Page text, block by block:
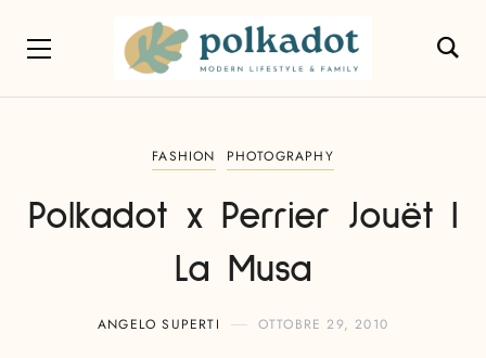
FASHION PHOTOGRAPHY
Polkadot x Perrier Jouët |
La Musa
ANGELO SUPERTI OTTOBRE 29, 2010